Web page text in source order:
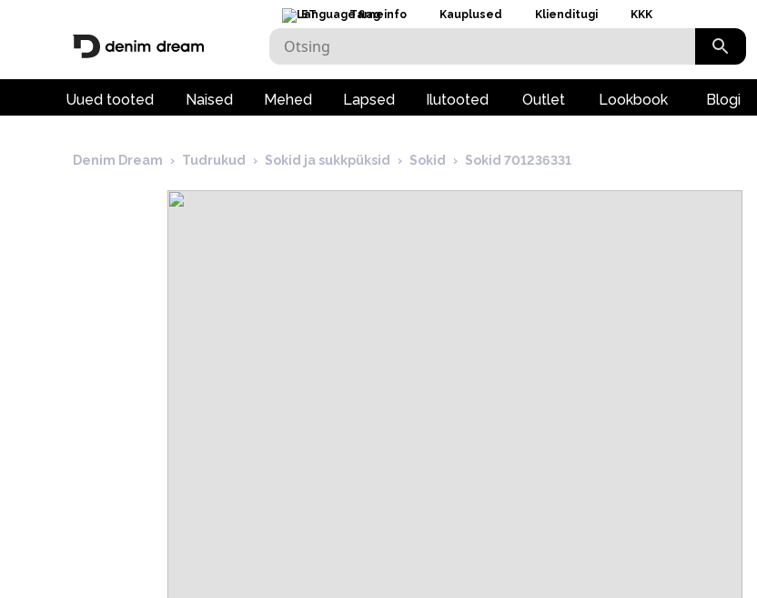
ET Tarneinfo Kauplused Klienditugi KKK
Uued tooted Naised Mehed Lapsed Ilutooted Outlet Lookbook Blogi
Denim Dream › Tudrukud › Sokid ja sukkpüksid › Sokid › Sokid 701236331